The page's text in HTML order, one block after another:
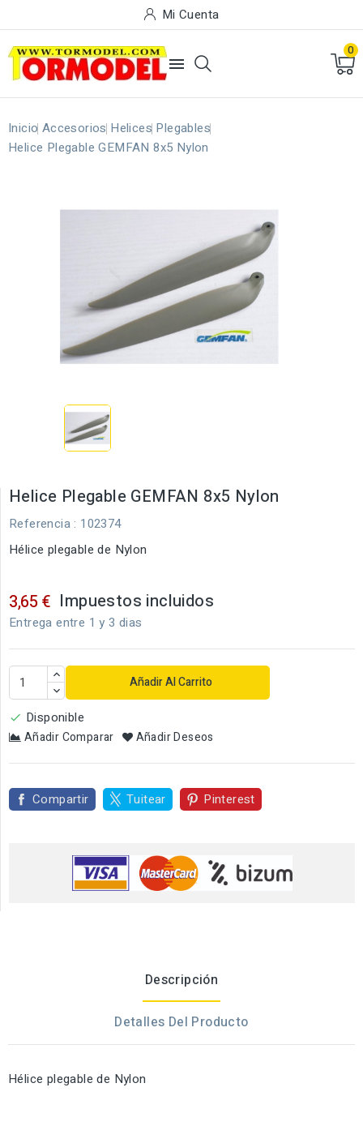
Mi Cuenta

0
Inicio Accesorios Helices Plegables
Helice Plegable GEMFAN 8x5 Nylon
Helice Plegable GEMFAN 8x5 Nylon
Referencia : 102374
Hélice plegable de Nylon
3,65 € Impuestos incluidos
Entrega entre 1 y 3 dias
Añadir Al Carrito
 Disponible
Añadir Comparar Añadir Deseos
Compartir Tuitear Pinterest
Descripción
Detalles Del Producto
Hélice plegable de Nylon